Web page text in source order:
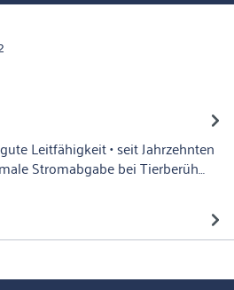
Leitfähigkeit • seit Jahrzehnten
Stromabgabe bei Tierberüh…